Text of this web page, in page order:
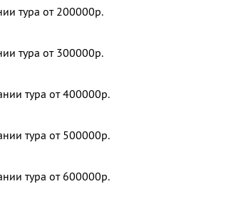
тура от 200000р.
тура от 300000р.
тура от 400000р.
тура от 500000р.
тура от 600000р.